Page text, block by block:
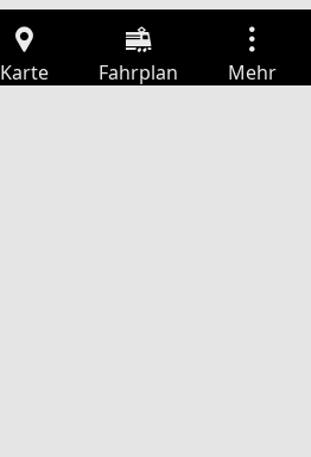
Karte Fahrplan Mehr